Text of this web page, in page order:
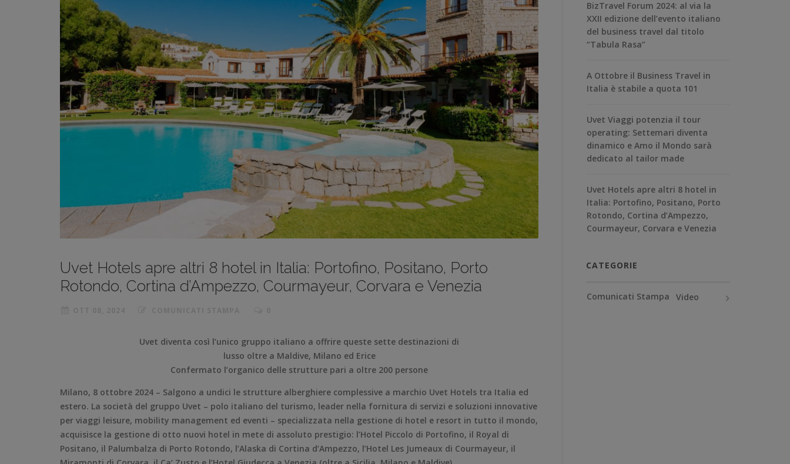
Uvet Hotels apre altri 8 hotel in Italia: Portofino, Positano, Porto
Rotondo, Cortina d’Ampezzo, Courmayeur, Corvara e Venezia
Uvet diventa così l’unico gruppo italiano a offrire queste sette destinazioni di
lusso oltre a Maldive, Milano ed Erice
Confermato l’organico delle strutture pari a oltre 200 persone
Milano, 8 ottobre 2024 – Salgono a undici le strutture alberghiere complessive a marchio Uvet Hotels tra Italia ed
estero. La società del gruppo Uvet – polo italiano del turismo, leader nella fornitura di servizi e soluzioni innovative
per viaggi leisure, mobility management ed eventi – specializzata nella gestione di hotel e resort in tutto il mondo,
acquisisce la gestione di otto nuovi hotel in mete di assoluto prestigio: l’Hotel Piccolo di Portofino, il Royal di
Positano, il Palumbalza di Porto Rotondo, l’Alaska di Cortina d’Ampezzo, l’Hotel Les Jumeaux di Courmayeur, il
BizTravel Forum 2024: al via la
XXII edizione dell’evento italiano
del business travel dal titolo
“Tabula Rasa”
A Ottobre il Business Travel in
Italia è stabile a quota 101
Uvet Viaggi potenzia il tour
operating: Settemari diventa
dinamico e Amo il Mondo sarà
dedicato al tailor made
Uvet Hotels apre altri 8 hotel in
Italia: Portofino, Positano, Porto
Rotondo, Cortina d’Ampezzo,
Courmayeur, Corvara e Venezia
CATEGORIE
Comunicati Stampa Video